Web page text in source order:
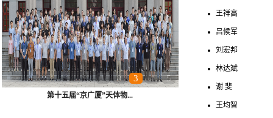
1 2 3 4 5
第十五届“京广厦”天体物...
王祥高
吕候军
刘宏邦
林达斌
谢 斐
王均智